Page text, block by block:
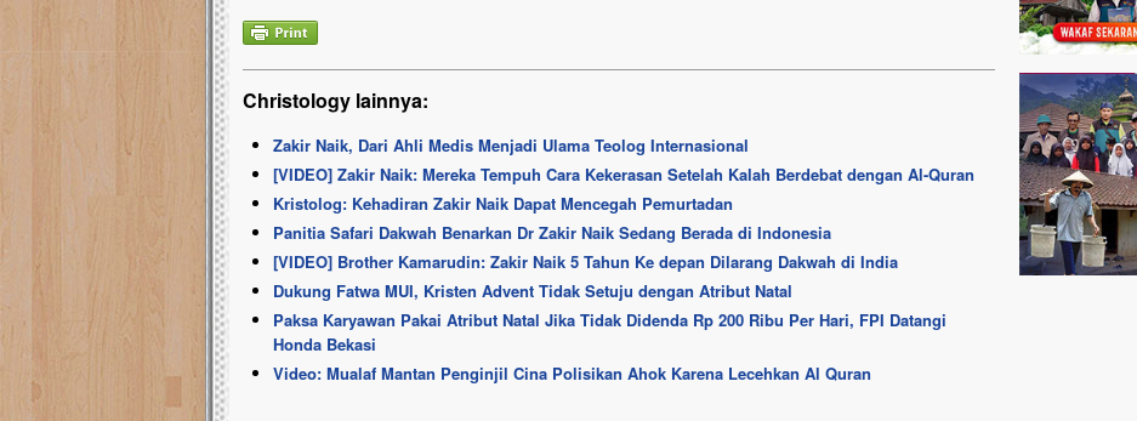
Christology lainnya:
Zakir Naik, Dari Ahli Medis Menjadi Ulama Teolog Internasional
[VIDEO] Zakir Naik: Mereka Tempuh Cara Kekerasan Setelah Kalah Berdebat dengan Al-Quran
Kristolog: Kehadiran Zakir Naik Dapat Mencegah Pemurtadan
Panitia Safari Dakwah Benarkan Dr Zakir Naik Sedang Berada di Indonesia
[VIDEO] Brother Kamarudin: Zakir Naik 5 Tahun Ke depan Dilarang Dakwah di India
Dukung Fatwa MUI, Kristen Advent Tidak Setuju dengan Atribut Natal
Paksa Karyawan Pakai Atribut Natal Jika Tidak Didenda Rp 200 Ribu Per Hari, FPI Datangi
Honda Bekasi
Video: Mualaf Mantan Penginjil Cina Polisikan Ahok Karena Lecehkan Al Quran